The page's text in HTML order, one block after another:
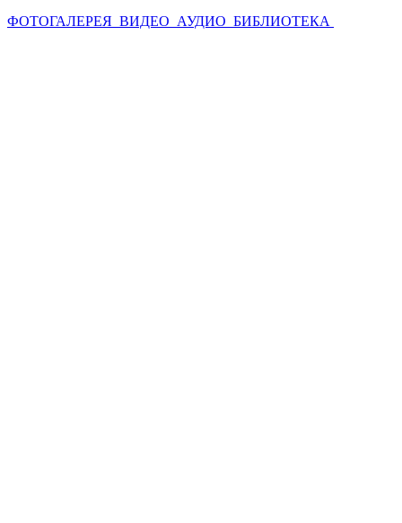
ФОТОГАЛЕРЕЯ ВИДЕО АУДИО БИБЛИОТЕКА